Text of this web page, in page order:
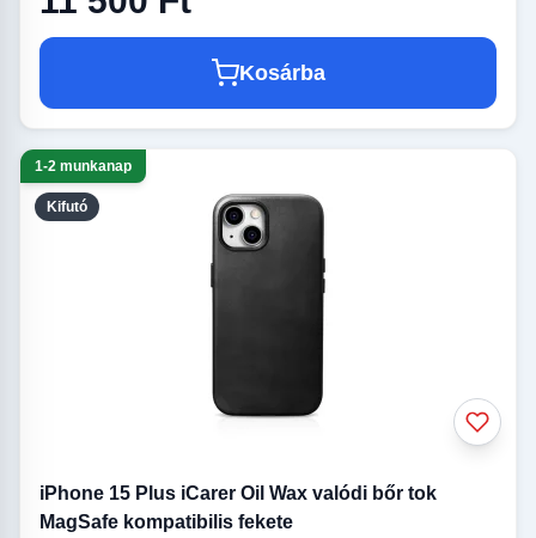
Kosárba
Kifutó
1-2 munkanap
iPhone 15 Plus iCarer Oil Wax valódi bőr tok
MagSafe kompatibilis fekete